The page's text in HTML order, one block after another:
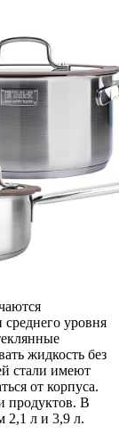
уровня
жидкость без
стали имеют
от корпуса.
продуктов. В
2,1 л и 3,9 л.